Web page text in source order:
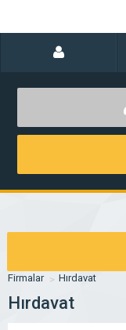
Firmalar Hırdavat
Hırdavat